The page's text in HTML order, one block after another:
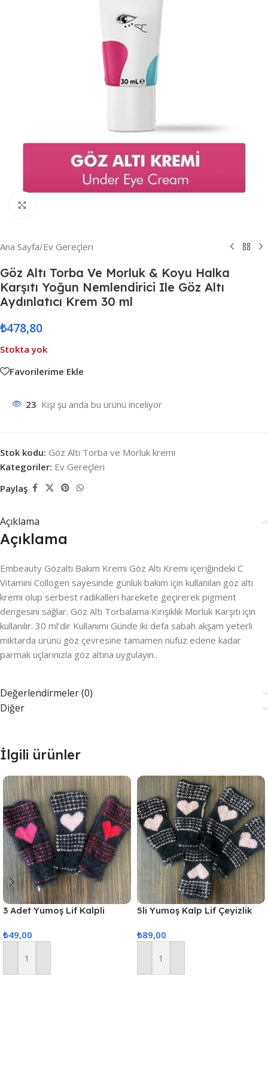
Ana Sayfa/Ev Gereçleri
Göz Altı Torba Ve Morluk & Koyu Halka
Karşıtı Yoğun Nemlendirici Ile Göz Altı
Aydınlatıcı Krem 30 ml
₺478,80
Stokta yok
Favorilerime Ekle
23 Kişi şu anda bu ürünü inceliyor
Stok kodu: Göz Altı Torba ve Morluk kremi
Kategoriler: Ev Gereçleri
Paylaş
Açıklama
Açıklama
Embeauty Gözaltı Bakım Kremi Göz Altı Kremi içeriğindeki C
Vitamini Collogen sayesinde günlük bakım için kullanılan göz altı
kremi olup serbest radikalleri harekete geçirerek pigment
dengesini sağlar. Göz Altı Torbalama Kırışıklık Morluk Karşıtı için
kullanılır. 30 ml’dir Kullanımı Günde iki defa sabah akşam yeterli
miktarda ürünü göz çevresine tamamen nüfuz edene kadar
parmak uçlarınızla göz altına uygulayın..
Değerlendirmeler (0)
Diğer
İlgili ürünler
3 Adet Yumoş Lif Kalpli
₺49,00
Sepete Ekle
5li Yumoş Kalp Lif Çeyizlik
₺89,00
Sepete Ekle